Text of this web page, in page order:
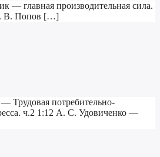
— главная производительная сила.
В. Попов […]
Трудовая потребительно-
ч.2 1:12 А. С. Удовиченко —